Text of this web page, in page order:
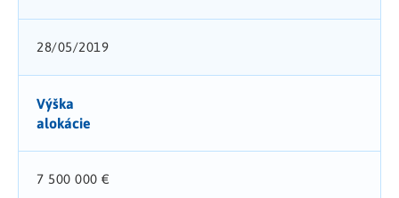
28/05/2019
Výška
alokácie
7 500 000 €